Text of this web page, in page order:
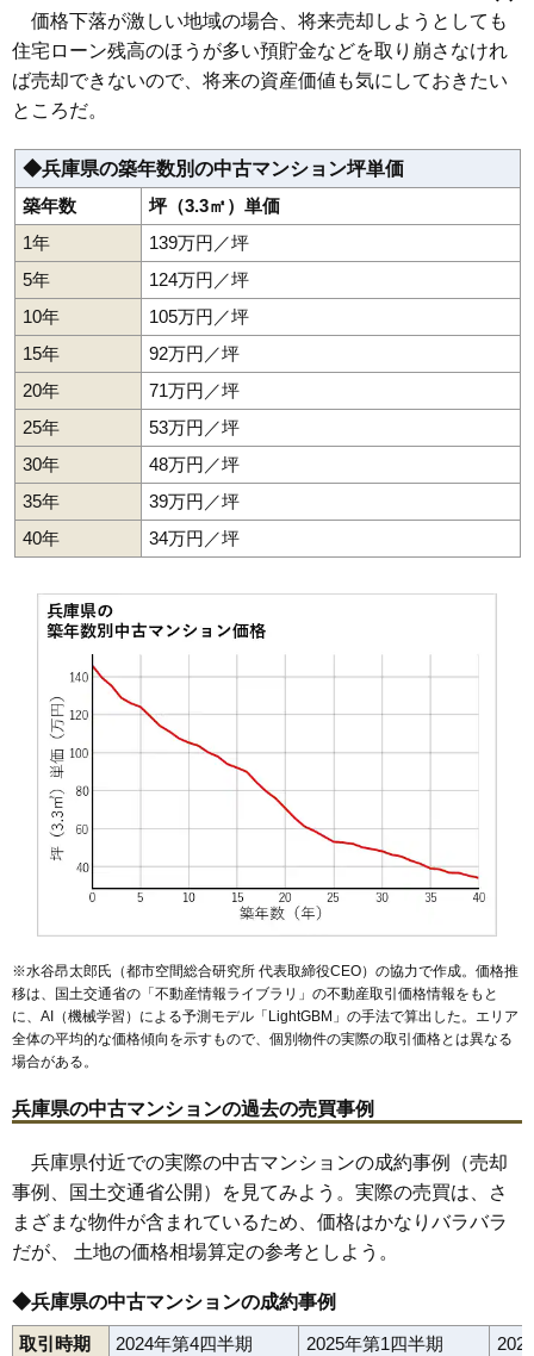
相場 2,020万円～2,220万円
(20.2万円/㎡~22.2万円/㎡)
マンションナビで
芦屋緑2住宅9号棟
住所 兵庫県芦屋市緑町
交通
相場 2,110万円～2,310万円
(23.2万円/㎡~25.4万円/㎡)
マンションナビで
無料一括査定をする
グランコリーナ西神南
住所 兵庫県神戸市西区井吹台東町1丁目
交通 西神中央駅（4分）、西神南駅（5分）
2,820万円～3,020万円
(28.8万円/㎡~30.8万円/㎡)
マンションナビで
無料一括査定をする
グランコリーナ西神南10番館
住所 兵庫県神戸市西区井吹台東町1丁目
交通 西神南駅（5分）
相場 2,420万円～2,620万円
(25.7万円/㎡~27.9万円/㎡)
マンションナビで
無料一括査定をする
グランコリーナ西神南2番館
住所 兵庫県神戸市西区井吹台東町1丁目
交通
相場 2,670万円～2,870万円
マンションナビで
無料一括査定をする
グランコリーナ西神南4番館
住所 兵庫県神戸市西区井吹台東町1丁目
交通 西神南駅（6分）
価格下落が激しい地域の場合、将来売却しようとしても
住宅ローン残高のほうが多い預貯金などを取り崩さなけれ
ば売却できないので、将来の資産価値も気にしておきたい
ところだ。
◆兵庫県の築年数別の中古マンション坪単価
築年数
坪（3.3㎡）単価
1年
139万円／坪
5年
124万円／坪
10年
105万円／坪
15年
92万円／坪
20年
71万円／坪
25年
53万円／坪
30年
48万円／坪
35年
39万円／坪
40年
34万円／坪
※水谷昂太郎氏（都市空間総合研究所 代表取締役CEO）の協力で作成。価格推
移は、国土交通省の「 不動産情報ライブラリ 」の不動産取引価格情報をもと
に、AI（機械学習）による予測モデル「LightGBM」の手法で算出した。エリア
全体の平均的な価格傾向を示すもので、個別物件の実際の取引価格とは異なる
場合がある。
兵庫県の中古マンションの過去の売買事例
兵庫県付近での実際の中古マンションの成約事例（売却
事例、国土交通省公開）を見てみよう。実際の売買は、さ
まざまな物件が含まれているため、価格はかなりバラバラ
だが、 土地の価格相場算定の参考としよう。
◆兵庫県の中古マンションの成約事例
取引時期 2024年第4四半期 2025年第1四半期
神戸市須磨区 神戸市垂水区神戸市北区神戸市中央区
神戸市西区姫路市 尼崎市 明石市西宮市 芦屋市伊丹市
加古川市宝塚市川西市三田市猪名川町